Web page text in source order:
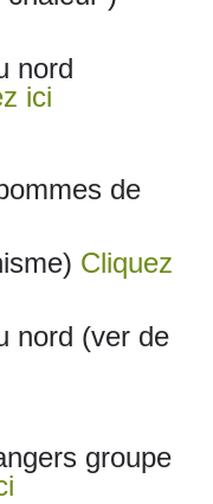
nord
ici
de
Cliquez
nord (ver de
groupe